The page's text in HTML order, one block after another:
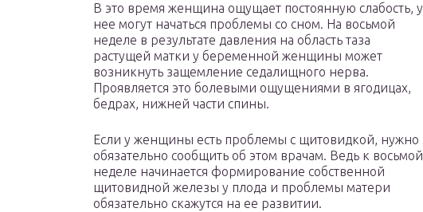
В это время женщина ощущает постоянную слабость, у
нее могут начаться проблемы со сном. На восьмой
неделе в результате давления на область таза
растущей матки у беременной женщины может
возникнуть защемление седалищного нерва.
Проявляется это болевыми ощущениями в ягодицах,
бедрах, нижней части спины.
Если у женщины есть проблемы с щитовидкой, нужно
обязательно сообщить об этом врачам. Ведь к восьмой
неделе начинается формирование собственной
щитовидной железы у плода и проблемы матери
обязательно скажутся на ее развитии.